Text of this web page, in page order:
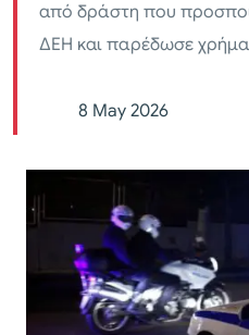
από δράστη που
ΔΕΗ και παρέδωσε
8 May 2026